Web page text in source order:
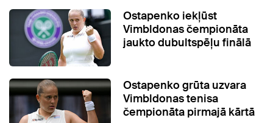
Ostapenko iekļūst
Vimbldonas čempionāta
jaukto dubultspēļu finālā
Ostapenko grūta uzvara
Vimbldonas tenisa
čempionāta pirmajā kārtā